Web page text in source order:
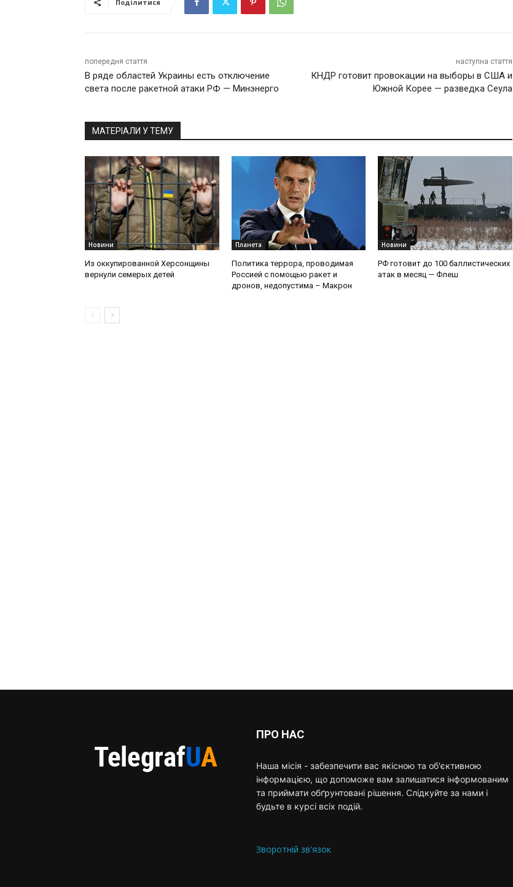
Поділитися
попередня стаття
В ряде областей Украины есть отключение
света после ракетной атаки РФ — Минэнерго
наступна стаття
КНДР готовит провокации на выборы в США и
Южной Корее — разведка Сеула
МАТЕРІАЛИ У ТЕМУ
Новини
Из оккупированной Херсонщины
вернули семерых детей
Планета
Политика террора, проводимая
Россией с помощью ракет и
дронов, недопустима – Макрон
Новини
РФ готовит до 100 баллистических
атак в месяц — Флеш
ПРО НАС
Наша місія - забезпечити вас якісною та об'єктивною
інформацією, що допоможе вам залишатися інформованим
та приймати обґрунтовані рішення. Слідкуйте за нами і
будьте в курсі всіх подій.
Зворотній зв'язок